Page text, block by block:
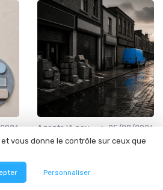
IA
Agents IA pour les entreprises • 05/08/2026
La course aux agents IA est
données
vous donne le contrôle sur ceux que
Personnaliser